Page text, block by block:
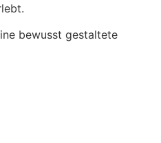
bewusst gestaltete